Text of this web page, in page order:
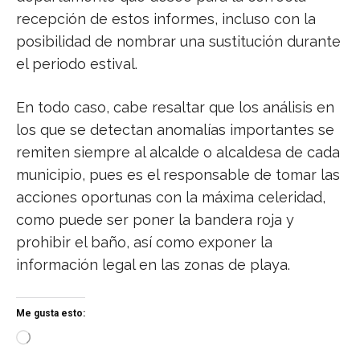
recepción de estos informes, incluso con la
posibilidad de nombrar una sustitución durante
el periodo estival.
En todo caso, cabe resaltar que los análisis en
los que se detectan anomalías importantes se
remiten siempre al alcalde o alcaldesa de cada
municipio, pues es el responsable de tomar las
acciones oportunas con la máxima celeridad,
como puede ser poner la bandera roja y
prohibir el baño, así como exponer la
información legal en las zonas de playa.
Me gusta esto:
C